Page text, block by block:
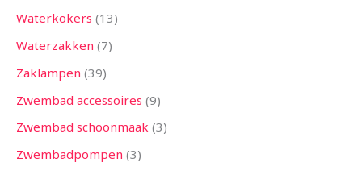
Waterkokers 13
Waterzakken 7
Zaklampen 39
Zwembad accessoires 9
Zwembad schoonmaak 3
Zwembadpompen 3